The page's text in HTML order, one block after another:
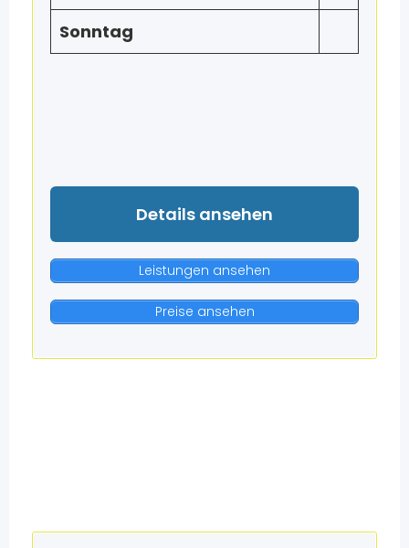
Sonntag
Details ansehen
Leistungen ansehen
Preise ansehen